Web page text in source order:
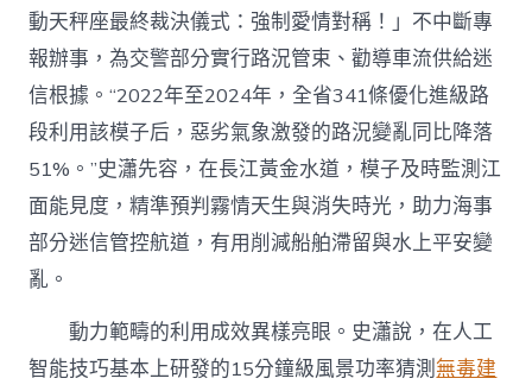
動天秤座最終裁決儀式：強制愛情對稱！」不中斷專
報辦事，為交警部分實行路況管束、勸導車流供給迷
信根據。“2022年至2024年，全省341條優化進級路
段利用該模子后，惡劣氣象激發的路況變亂同比降落
51%。”史瀟先容，在長江黃金水道，模子及時監測江
面能見度，精準預判霧情天生與消失時光，助力海事
部分迷信管控航道，有用削減船舶滯留與水上平安變
亂。
動力範疇的利用成效異樣亮眼。史瀟說，在人工
智能技巧基本上研發的15分鐘級風景功率猜測無毒建